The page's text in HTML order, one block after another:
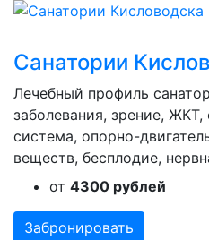
Санатории
Лечебный профиль
заболевания, зрение, ЖКТ,
система, опорно-
веществ, бесплодие,
от 4300 рублей
Забронировать